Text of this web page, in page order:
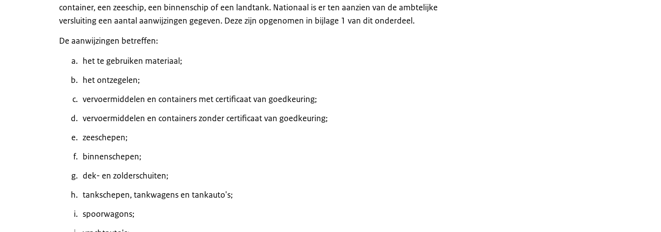
container, een zeeschip, een binnenschip of een landtank. Nationaal is er ten aanzien van de ambtelijke
versluiting een aantal aanwijzingen gegeven. Deze zijn opgenomen in bijlage 1 van dit onderdeel.
De aanwijzingen betreffen:
het te gebruiken materiaal;
het ontzegelen;
vervoermiddelen en containers met certificaat van goedkeuring;
vervoermiddelen en containers zonder certificaat van goedkeuring;
zeeschepen;
binnenschepen;
dek- en zolderschuiten;
tankschepen, tankwagens en tankauto's;
spoorwagons;